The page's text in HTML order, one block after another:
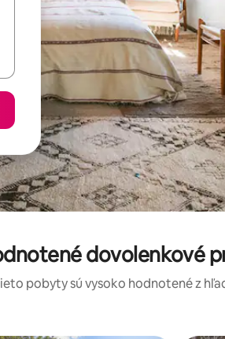
dovolenkové
pobyty sú vysoko hodnotené z